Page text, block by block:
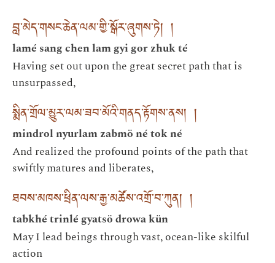
བླ་མེད་གསང་ཆེན་ལམ་གྱི་སྒོར་ཞུགས་ཏེ། །
lamé sang chen lam gyi gor zhuk té
Having set out upon the great secret path that is
unsurpassed,
སྨིན་གྲོལ་མྱུར་ལམ་ཟབ་མོའི་གནད་རྟོགས་ནས། །
mindrol nyurlam zabmö né tok né
And realized the profound points of the path that
swiftly matures and liberates,
ཐབས་མཁས་ཕྲིན་ལས་རྒྱ་མཚོས་འགྲོ་བ་ཀུན། །
tabkhé trinlé gyatsö drowa kün
May I lead beings through vast, ocean-like skilful
action